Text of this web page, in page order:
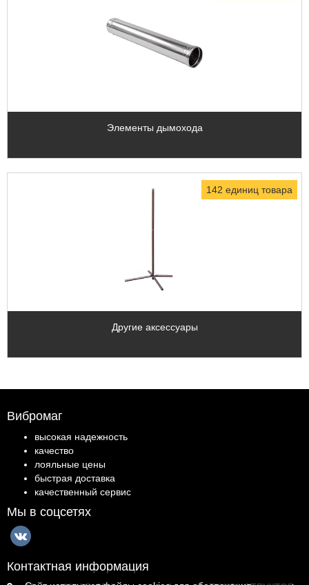
Элементы дымохода
142 единиц товара
Другие аксессуары
Вибромаг
высокая надежность
качество
лояльные цены
быстрая доставка
качественный сервис
Мы в соцсетях
Контактная информация